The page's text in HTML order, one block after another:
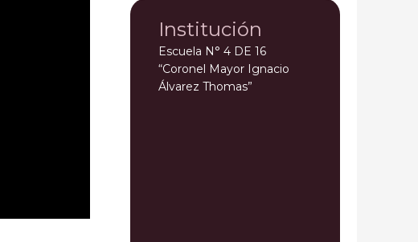
Institución
Escuela N° 4 DE 16
“Coronel Mayor Ignacio
Álvarez Thomas”